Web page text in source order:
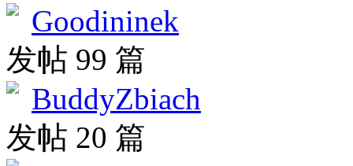
Goodininek
发帖 99 篇
BuddyZbiach
发帖 20 篇